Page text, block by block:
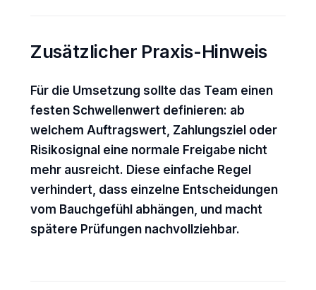
Zusätzlicher Praxis-Hinweis
Für die Umsetzung sollte das Team einen
festen Schwellenwert definieren: ab
welchem Auftragswert, Zahlungsziel oder
Risikosignal eine normale Freigabe nicht
mehr ausreicht. Diese einfache Regel
verhindert, dass einzelne Entscheidungen
vom Bauchgefühl abhängen, und macht
spätere Prüfungen nachvollziehbar.